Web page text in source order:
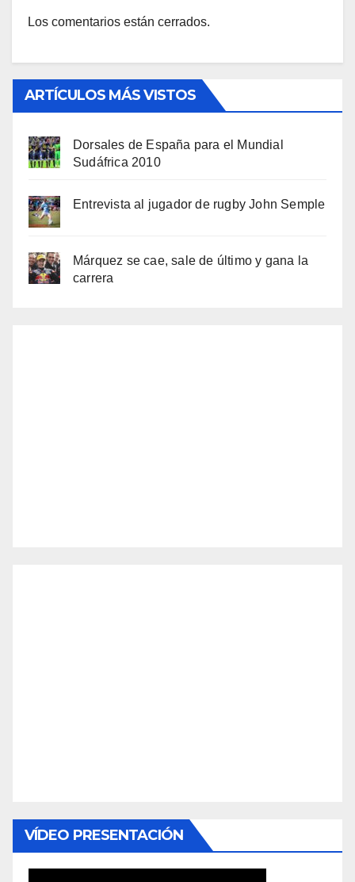
Los comentarios están cerrados.
ARTÍCULOS MÁS VISTOS
Dorsales de España para el Mundial
Sudáfrica 2010
Entrevista al jugador de rugby John Semple
Márquez se cae, sale de último y gana la
carrera
VÍDEO PRESENTACIÓN